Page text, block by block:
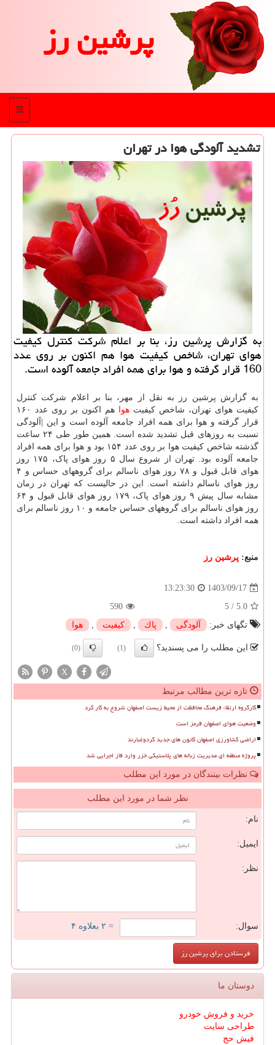
پرشین رز
منو
تشدید آلودگی هوا در تهران
به گزارش پرشین رز، بنا بر اعلام شرکت کنترل کیفیت
هوای تهران، شاخص کیفیت هوا هم اکنون بر روی عدد
160 قرار گرفته و هوا برای همه افراد جامعه آلوده است.
به گزارش پرشین رز به نقل از مهر، بنا بر اعلام شرکت کنترل
کیفیت هوای تهران، شاخص کیفیت هوا
هم اکنون بر روی عدد ۱۶۰
قرار گرفته و هوا برای همه افراد جامعه آلوده است و این |آلودگی
نسبت به روزهای قبل تشدید شده است. همین طور طی ۲۴ ساعت
گذشته شاخص کیفیت هوا بر روی عدد ۱۵۴ بود و هوا برای همه افراد
جامعه آلوده بود. تهران از شروع سال ۵ روز هوای پاک، ۱۷۵ روز
هوای قابل قبول و ۷۸ روز هوای ناسالم برای گروههای حساس و ۴
روز هوای ناسالم داشته است. این در حالیست که تهران در زمان
مشابه سال پیش ۹ روز هوای پاک، ۱۷۹ روز هوای قابل قبول و ۶۴
روز هوای ناسالم برای گروههای حساس جامعه و ۱۰ روز ناسالم برای
همه افراد داشته است.
منبع: پرشین رز
1403/09/17
13:23:30
5.0
/
5
590
تگهای خبر:
آلودگی , پاك , كیفیت , هوا
این مطلب را می پسندید؟ (1)
(0)
X
تازه ترین مطالب مرتبط
کارگروه ارتقاء فرهنگ محافظت از محیط زیست اصفهان شروع به کار کرد
وضعیت هوای اصفهان قرمز است
اراضی کشاورزی اصفهان کانون های جدید گردوغبارند
پروژه منطقه ای مدیریت زباله های پلاستیکی خزر وارد فاز اجرایی شد
نظرات بینندگان در مورد این مطلب
نظر شما در مورد این مطلب
نام:
ایمیل:
نظر:
سوال: = ۲ بعلاوه ۴
دوستان ما
خرید و فروش خودرو
طراحی سایت
فیش حج